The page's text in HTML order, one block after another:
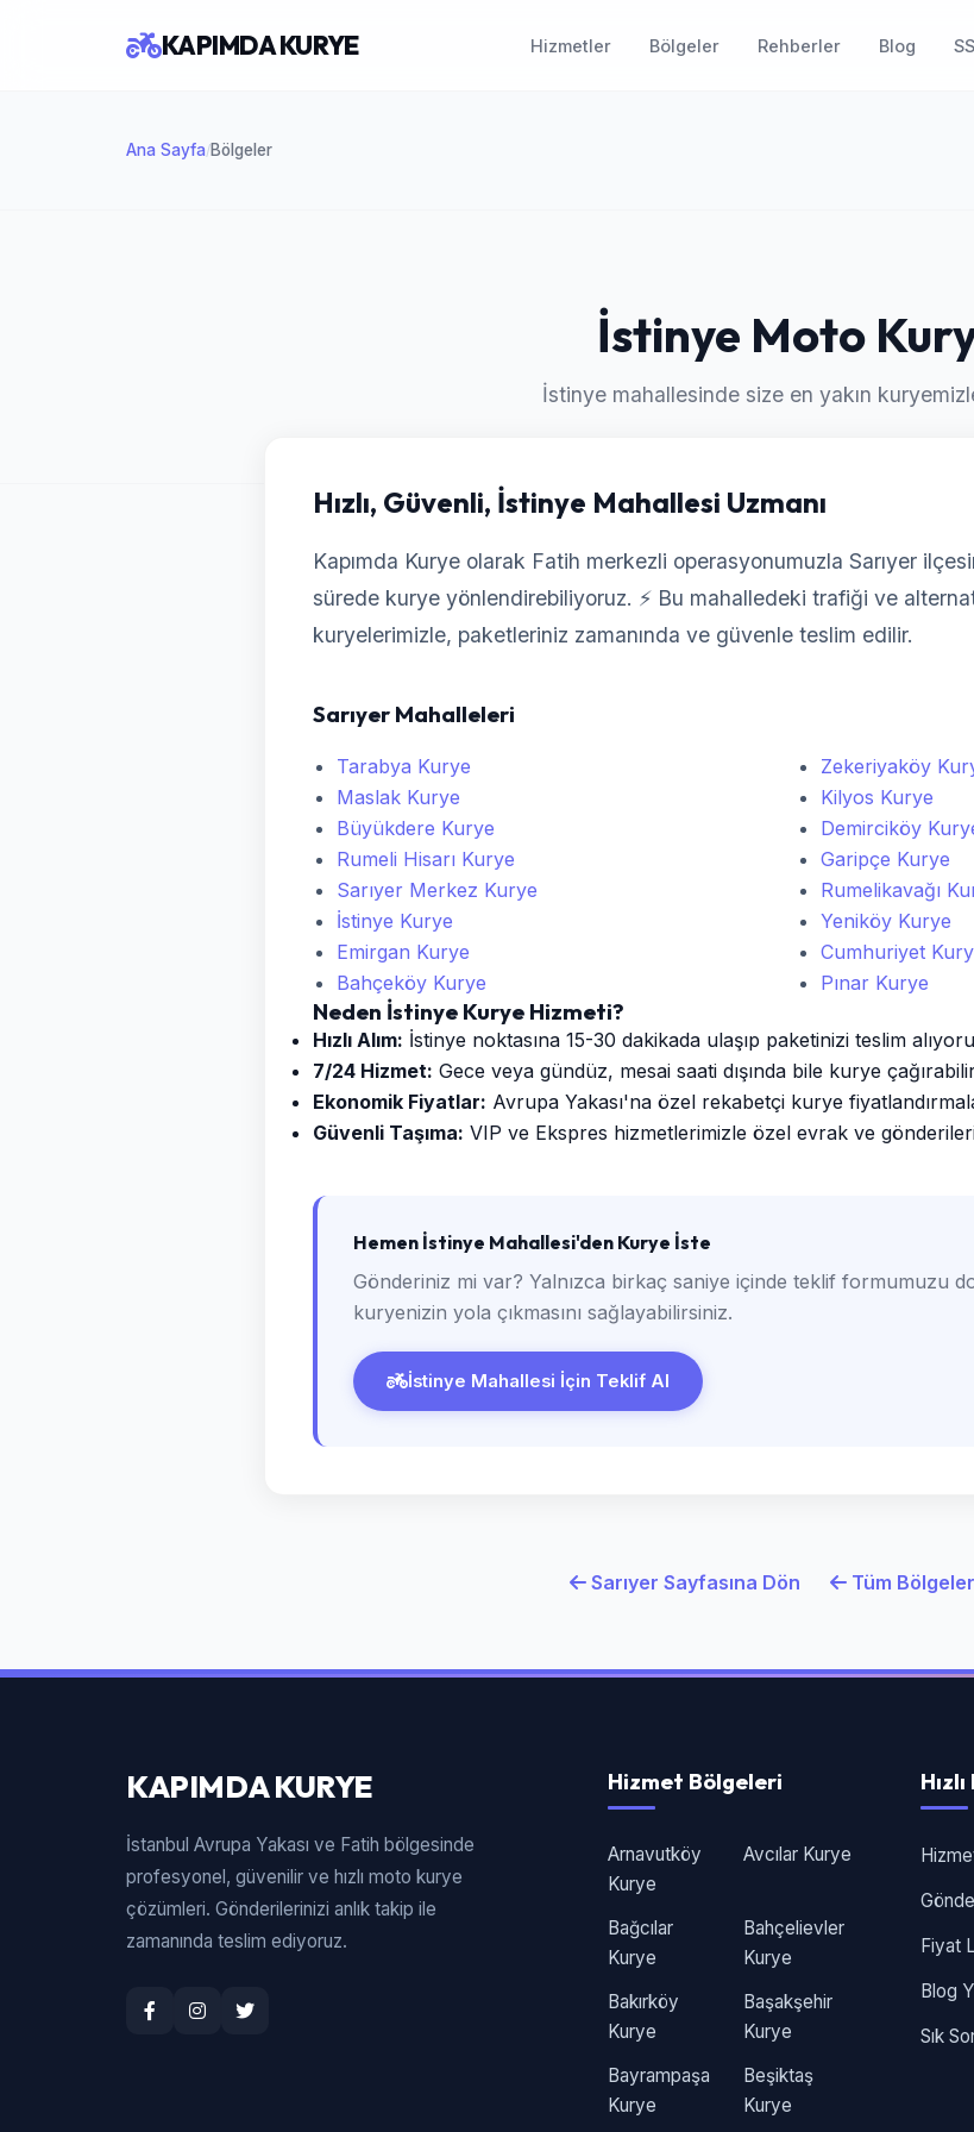
Ana Sayfa/Bölgeler
KAPIMDA KURYE Hizmetler Bölgeler Rehberler Blog
İstinye Moto
İstinye mahallesinde size en yakın
Hızlı, Güvenli, İstinye Mahallesi Uzmanı
Kapımda Kurye olarak Fatih merkezli operasyonumuzla Sarıyer
sürede kurye yönlendirebiliyoruz. ⚡ Bu mahalledeki trafiği ve
kuryelerimizle, paketleriniz zamanında ve güvenle teslim edilir.
Sarıyer Mahalleleri
Tarabya Kurye
Maslak Kurye
Büyükdere Kurye
Rumeli Hisarı Kurye
Sarıyer Merkez Kurye
İstinye Kurye
Emirgan Kurye
Bahçeköy Kurye
Zekeriyaköy
Kilyos Kurye
Demirciköy
Garipçe Kurye
Rumelikavağı
Yeniköy Kurye
Cumhuriyet
Pınar Kurye
Neden İstinye Kurye Hizmeti?
Hızlı Alım: İstinye noktasına 15-30 dakikada ulaşıp paketinizi teslim
7/24 Hizmet: Gece veya gündüz, mesai saati dışında bile kurye
Ekonomik Fiyatlar: Avrupa Yakası'na özel rekabetçi kurye
Güvenli Taşıma: VIP ve Ekspres hizmetlerimizle özel evrak ve
Hemen İstinye Mahallesi'den Kurye İste
Gönderiniz mi var? Yalnızca birkaç saniye içinde teklif formumuzu
kuryenizin yola çıkmasını sağlayabilirsiniz.
İstinye Mahallesi İçin Teklif Al
Sarıyer Sayfasına Dön Tüm
KAPIMDA KURYE
İstanbul Avrupa Yakası ve Fatih bölgesinde
profesyonel, güvenilir ve hızlı moto kurye
çözümleri. Gönderilerinizi anlık takip ile
zamanında teslim ediyoruz.
Hizmet Bölgeleri
Arnavutköy
Kurye
Avcılar Kurye
Bağcılar
Kurye
Bahçelievler
Kurye
Bakırköy
Kurye
Başakşehir
Kurye
Bayrampaşa
Kurye
Beşiktaş
Kurye
Fiyat
Blog
Sık